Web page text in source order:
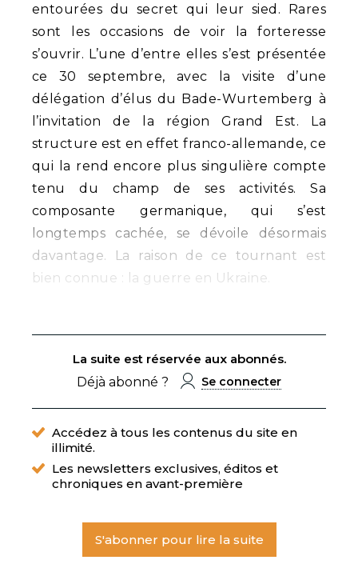
entourées du secret qui leur sied. Rares
sont les occasions de voir la forteresse
s’ouvrir. L’une d’entre elles s’est présentée
ce 30 septembre, avec la visite d’une
délégation d’élus du Bade-Wurtemberg à
l’invitation de la région Grand Est. La
structure est en effet franco-allemande, ce
qui la rend encore plus singulière compte
tenu du champ de ses activités. Sa
composante germanique, qui s’est
longtemps cachée, se dévoile désormais
davantage. La raison de ce tournant est
bien connue : la guerre en Ukraine.
La suite est réservée aux abonnés.
Déjà abonné ?
Se connecter
Accédez à tous les contenus du site en
illimité.
Les newsletters exclusives, éditos et
chroniques en avant-première
S'abonner pour lire la suite